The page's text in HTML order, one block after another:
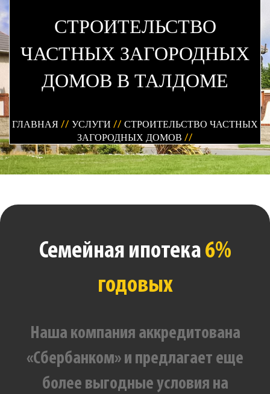
СТРОИТЕЛЬСТВО
ЧАСТНЫХ ЗАГОРОДНЫХ
ДОМОВ В ТАЛДОМЕ
ГЛАВНАЯ// УСЛУГИ // СТРОИТЕЛЬСТВО ЧАСТНЫХ
ЗАГОРОДНЫХ ДОМОВ //
Семейная ипотека 6%
годовых
Наша компания аккредитована
«Сбербанком» и предлагает еще
более выгодные условия на